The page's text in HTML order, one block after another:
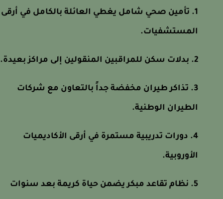
تأمين صحي شامل يغطي العائلة بالكامل في أرقى
المستشفيات.
بدلات سكن للمراقبين المنقولين إلى مراكز بعيدة.
تذاكر طيران مخفضة جداً بالتعاون مع شركات
الطيران الوطنية.
دورات تدريبية مستمرة في أرقى الأكاديميات
الأوروبية.
نظام تقاعد مبكر يضمن حياة كريمة بعد سنوات